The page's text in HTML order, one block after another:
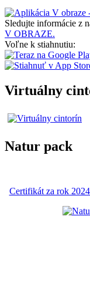
Sledujte informácie z
V OBRAZE.
Voľne k stiahnutiu:
Virtuálny
Natur pack
Certifikát za rok